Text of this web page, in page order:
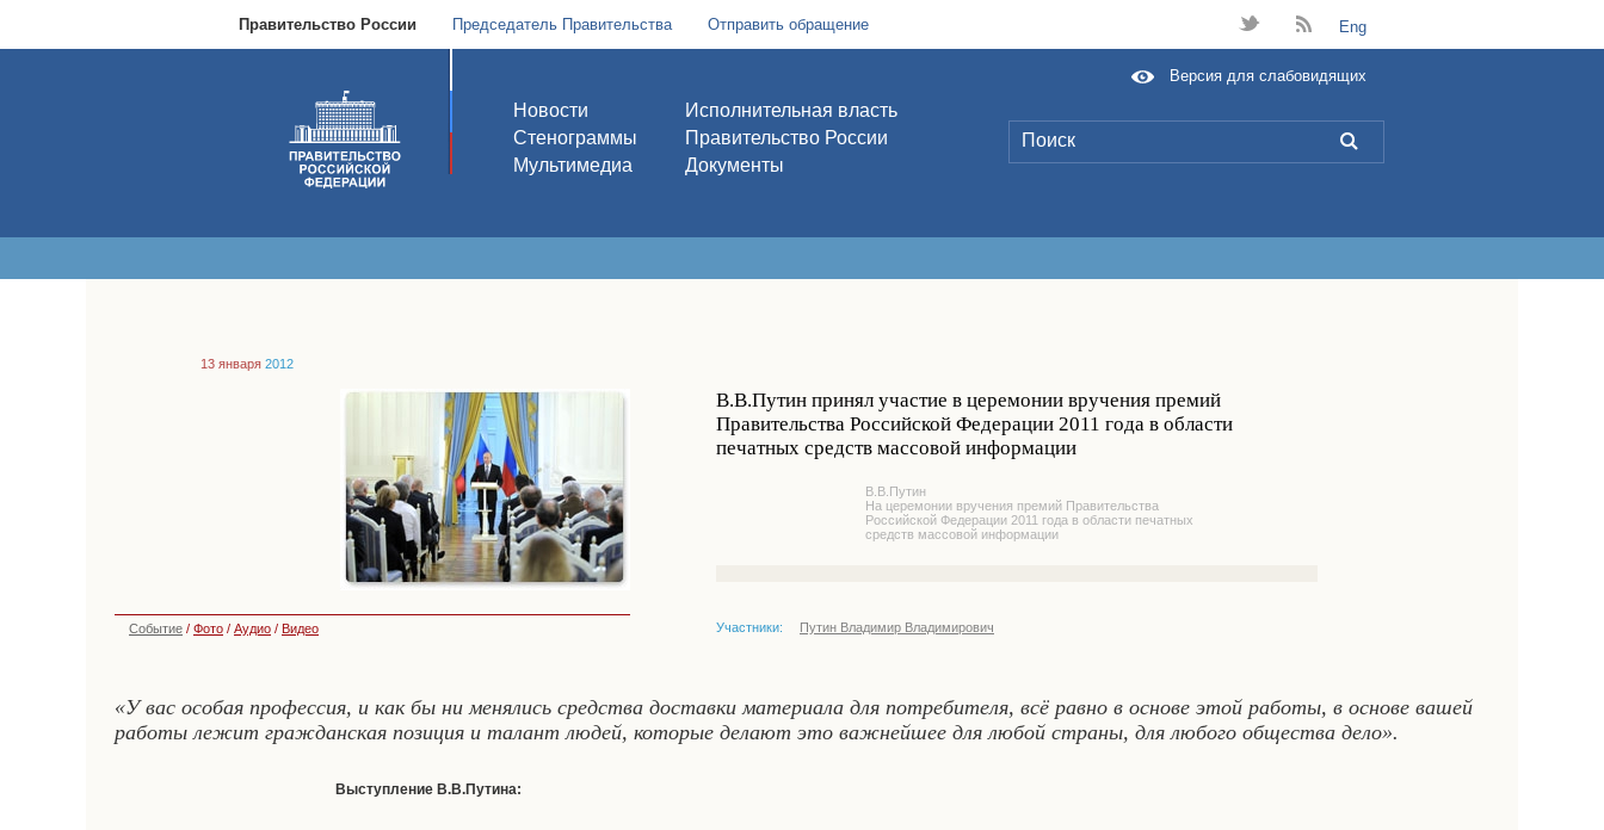
Правительство России Председатель Правительства Отправить обращение t B Eng
Новости
Стенограммы
Мультимедиа
Исполнительная власть
Правительство России
Документы
L
Версия для слабовидящих
13 января 2012
В.В.Путин принял участие в церемонии вручения премий
Правительства Российской Федерации 2011 года в области
печатных средств массовой информации
В.В.Путин
На церемонии вручения премий Правительства
Российской Федерации 2011 года в области печатных
средств массовой информации
Событие / Фото / Аудио / Видео Участники: Путин Владимир Владимирович
«У вас особая профессия, и как бы ни менялись средства доставки материала для потребителя, всё равно в основе этой работы, в основе вашей
работы лежит гражданская позиция и талант людей, которые делают это важнейшее для любой страны, для любого общества дело».
Выступление В.В.Путина: